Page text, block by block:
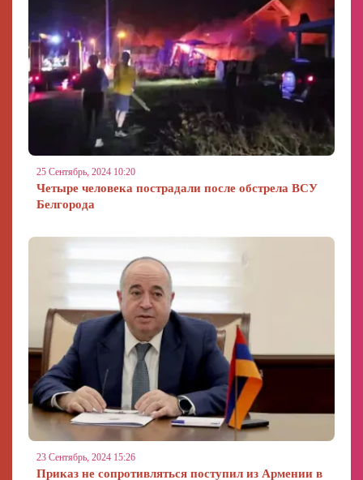
25 Сентябрь, 2024 10:20
Четыре человека пострадали после обстрела ВСУ
Белгорода
23 Сентябрь, 2024 15:26
Приказ не сопротивляться поступил из Армении в